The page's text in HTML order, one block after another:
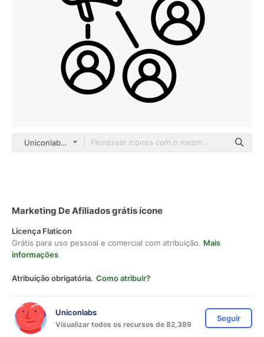
Uniconlabs black outline
Marketing De Afiliados grátis ícone
Licença Flaticon
Grátis para uso pessoal e comercial com atribuição. Mais
informações
Atribuição obrigatória. Como atribuir?
Uniconlabs
Visualizar todos os recursos de 82,389
Seguir